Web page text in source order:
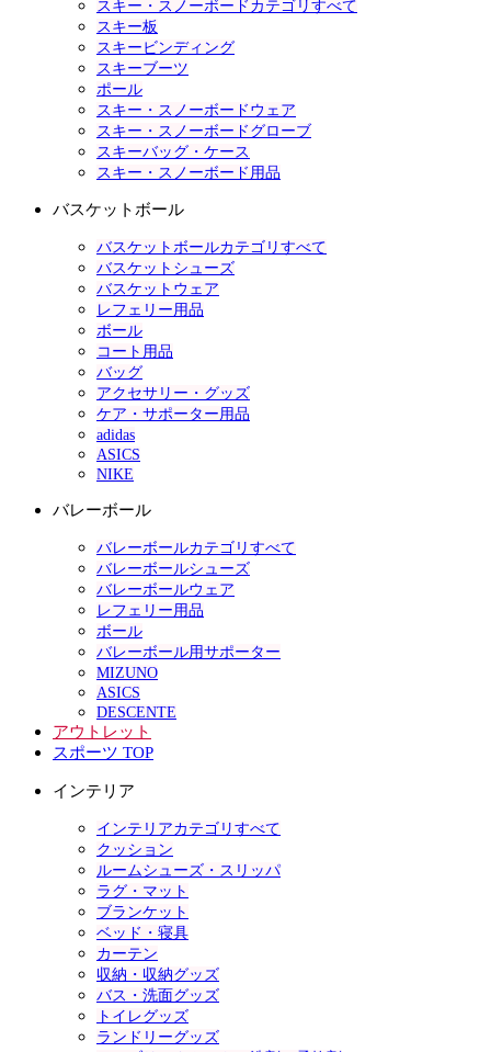
スキー・スノーボードカテゴリすべて
スキー板
スキービンディング
スキーブーツ
ポール
スキー・スノーボードウェア
スキー・スノーボードグローブ
スキーバッグ・ケース
スキー・スノーボード用品
バスケットボール
バスケットボールカテゴリすべて
バスケットシューズ
バスケットウェア
レフェリー用品
ボール
コート用品
バッグ
アクセサリー・グッズ
ケア・サポーター用品
adidas
ASICS
NIKE
バレーボール
バレーボールカテゴリすべて
バレーボールシューズ
バレーボールウェア
レフェリー用品
ボール
バレーボール用サポーター
MIZUNO
ASICS
DESCENTE
アウトレット
スポーツ TOP
インテリア
インテリアカテゴリすべて
クッション
ルームシューズ・スリッパ
ラグ・マット
ブランケット
ベッド・寝具
カーテン
収納・収納グッズ
バス・洗面グッズ
トイレグッズ
ランドリーグッズ